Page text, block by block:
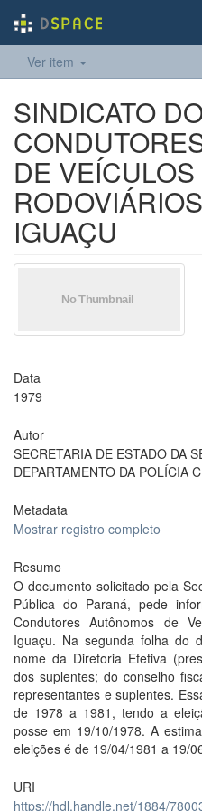
Ver item
SINDICATO
DE VEÍCULOS
IGUAÇU
Data
1979
Autor
SECRETARIA DE ESTADO DA
DEPARTAMENTO DA POLÍCIA
Metadata
Mostrar registro completo
Resumo
O documento solicitado pela
Pública do Paraná, pede
Condutores Autônomos de
Iguaçu. Na segunda folha do
nome da Diretoria Efetiva
dos suplentes; do conselho
representantes e suplentes.
de 1978 a 1981, tendo a
posse em 19/10/1978. A
eleições é de 19/04/1981 a 19/
URI
https://hdl.handle.net/1884/